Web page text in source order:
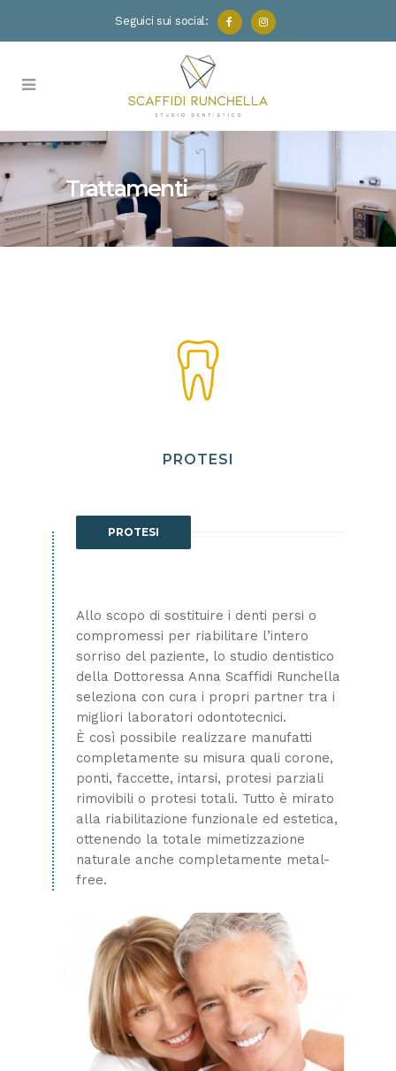
Seguici sui social:
Trattamenti
PROTESI
PROTESI
Allo scopo di sostituire i denti persi o
compromessi per riabilitare l’intero
sorriso del paziente, lo studio dentistico
della Dottoressa Anna Scaffidi Runchella
seleziona con cura i propri partner tra i
migliori laboratori odontotecnici.
È così possibile realizzare manufatti
completamente su misura quali corone,
ponti, faccette, intarsi, protesi parziali
rimovibili o protesi totali. Tutto è mirato
alla riabilitazione funzionale ed estetica,
ottenendo la totale mimetizzazione
naturale anche completamente metal-
free.